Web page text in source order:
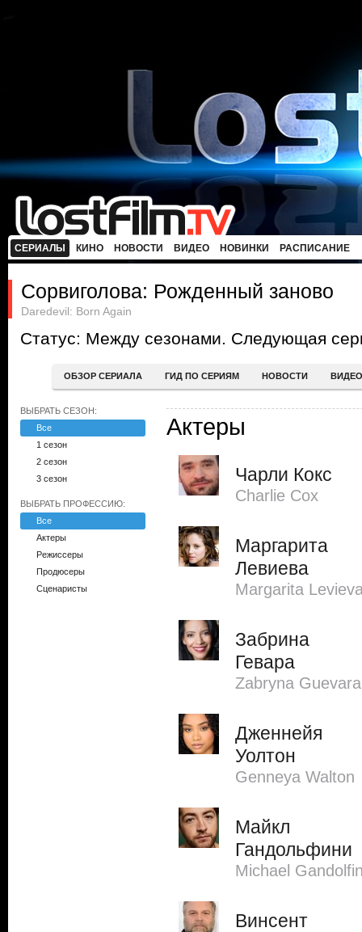
СЕРИАЛЫ КИНО НОВОСТИ ВИДЕО НОВИНКИ РАСПИСАНИЕ
Сорвиголова: Рожденный заново
Daredevil: Born Again
Статус: Между сезонами. Следующая
ОБЗОР СЕРИАЛА ГИД ПО СЕРИЯМ НОВОСТИ ВИДЕО
ВЫБРАТЬ СЕЗОН:
Все
1 сезон
2 сезон
3 сезон
ВЫБРАТЬ ПРОФЕССИЮ:
Все
Актеры
Режиссеры
Продюсеры
Сценаристы
Актеры
Чарли Кокс
Charlie Cox
Маргарита
Левиева
Margarita
Забрина
Гевара
Zabryna Guevara
Дженнейя
Уолтон
Genneya Walton
Майкл
Гандольфини
Michael
Винсент